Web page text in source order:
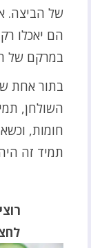
של הביצה.
הם יאכלו
במרקם של
בתור אחת
השולחן,
חומות,
תמיד זה
לחצו30